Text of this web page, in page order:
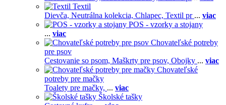
Textil
Dievča, Neutrálna kolekcia, Chlapec, Textil pr ... viac
POS - vzorky a stojany
... viac
Chovateľské potreby
pre psov
Cestovanie so psom, Maškrty pre psov, Obojky ... viac
Chovateľské
potreby pre mačky
Toalety pre mačky, ... viac
Školské tašky